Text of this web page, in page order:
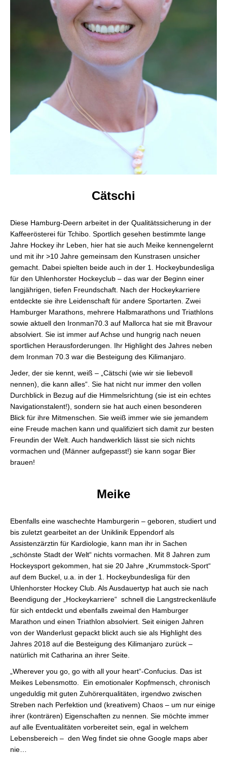
Cätschi
Diese Hamburg-Deern arbeitet in der Qualitätssicherung in der
Kaffeerösterei für Tchibo. Sportlich gesehen bestimmte lange
Jahre Hockey ihr Leben, hier hat sie auch Meike kennengelernt
und mit ihr >10 Jahre gemeinsam den Kunstrasen unsicher
gemacht. Dabei spielten beide auch in der 1. Hockeybundesliga
für den Uhlenhorster Hockeyclub – das war der Beginn einer
langjährigen, tiefen Freundschaft. Nach der Hockeykarriere
entdeckte sie ihre Leidenschaft für andere Sportarten. Zwei
Hamburger Marathons, mehrere Halbmarathons und Triathlons
sowie aktuell den Ironman70.3 auf Mallorca hat sie mit Bravour
absolviert. Sie ist immer auf Achse und hungrig nach neuen
sportlichen Herausforderungen. Ihr Highlight des Jahres neben
dem Ironman 70.3 war die Besteigung des Kilimanjaro.
Jeder, der sie kennt, weiß – „Cätschi (wie wir sie liebevoll
nennen), die kann alles“. Sie hat nicht nur immer den vollen
Durchblick in Bezug auf die Himmelsrichtung (sie ist ein echtes
Navigationstalent!), sondern sie hat auch einen besonderen
Blick für ihre Mitmenschen. Sie weiß immer wie sie jemandem
eine Freude machen kann und qualifiziert sich damit zur besten
Freundin der Welt. Auch handwerklich lässt sie sich nichts
vormachen und (Männer aufgepasst!) sie kann sogar Bier
brauen!
Meike
Ebenfalls eine waschechte Hamburgerin – geboren, studiert und
bis zuletzt gearbeitet an der Uniklinik Eppendorf als
Assistenzärztin für Kardiologie, kann man ihr in Sachen
„schönste Stadt der Welt“ nichts vormachen. Mit 8 Jahren zum
Hockeysport gekommen, hat sie 20 Jahre „Krummstock-Sport“
auf dem Buckel, u.a. in der 1. Hockeybundesliga für den
Uhlenhorster Hockey Club. Als Ausdauertyp hat auch sie nach
Beendigung der „Hockeykarriere“ schnell die Langstreckenläufe
für sich entdeckt und ebenfalls zweimal den Hamburger
Marathon und einen Triathlon absolviert. Seit einigen Jahren
von der Wanderlust gepackt blickt auch sie als Highlight des
Jahres 2018 auf die Besteigung des Kilimanjaro zurück –
natürlich mit Catharina an ihrer Seite.
„Wherever you go, go with all your heart“-Confucius. Das ist
Meikes Lebensmotto. Ein emotionaler Kopfmensch, chronisch
ungeduldig mit guten Zuhörerqualitäten, irgendwo zwischen
Streben nach Perfektion und (kreativem) Chaos – um nur einige
ihrer (konträren) Eigenschaften zu nennen. Sie möchte immer
auf alle Eventualitäten vorbereitet sein, egal in welchem
Lebensbereich – den Weg findet sie ohne Google maps aber
nie…